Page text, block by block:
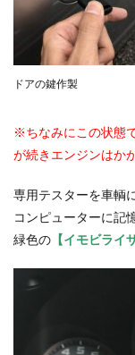
ドアの鍵作製
※ちなみにこの状態
が続きエンジンはか
専用テスターを車輌
コンピューターに記
緑色の 【イモビライ